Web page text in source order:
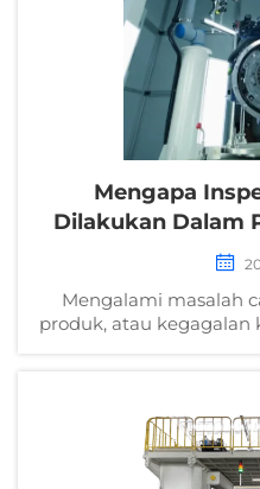
Mengapa
Dilakukan Dalam
Logam
Mengalami masalah
produk, atau kegagalan